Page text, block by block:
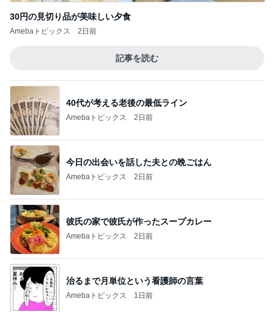
30円の見切り品が美味しい夕食
Amebaトピックス 2日前
記事を読む
40代が考える老後の最低ライン
Amebaトピックス 2日前
今日の出会いを話した夫との晩ごはん
Amebaトピックス 2日前
彼氏の家で彼氏が作ったスープカレー
Amebaトピックス 2日前
治るまで月単位という看護師の言葉
Amebaトピックス 1日前